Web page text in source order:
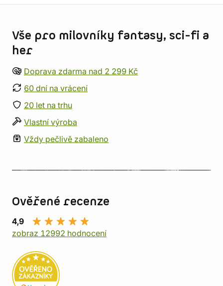
Vše pro milovníky fantasy, sci-fi a
her
Doprava zdarma nad 2 299 Kč
60 dní na vrácení
20 let na trhu
Vlastní výroba
Vždy pečlivě zabaleno
Ověřené recenze
4,9
zobraz 12992 hodnocení